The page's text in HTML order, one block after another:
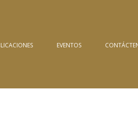
EVENTOS